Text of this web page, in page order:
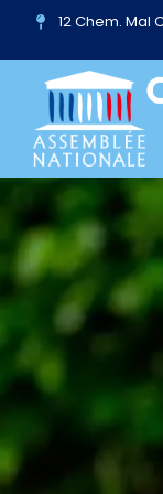
12 Chem. Mal